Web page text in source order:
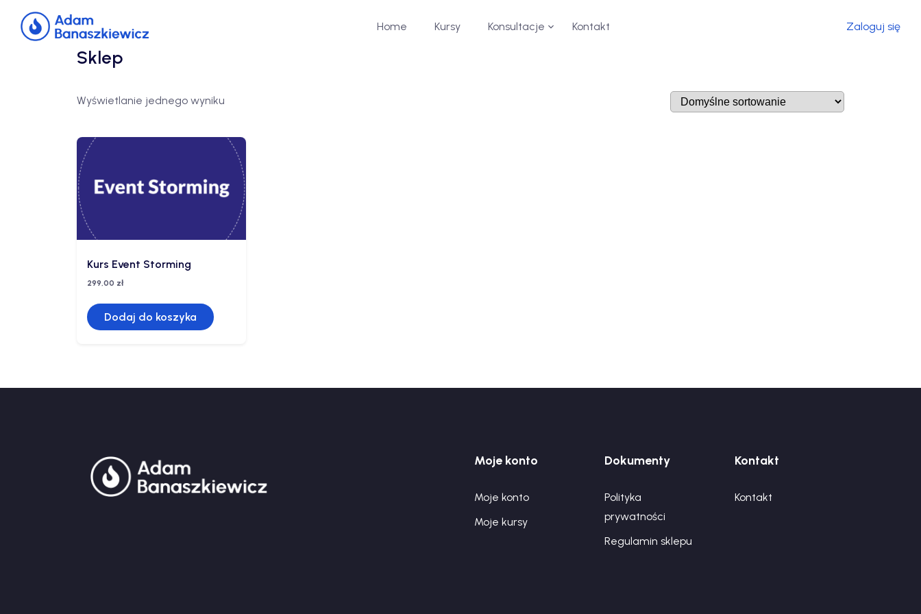
content
Home Kursy Konsultacje Kontakt Zaloguj się
Sklep
Wyświetlanie jednego wyniku
Kurs Event Storming
299,00 zł
Dodaj do koszyka
Moje konto
Moje konto
Moje kursy
Dokumenty
Polityka
prywatności
Regulamin sklepu
Kontakt
Kontakt